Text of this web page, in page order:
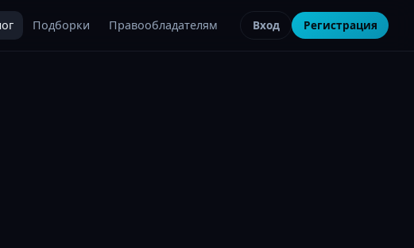
Подборки Правообладателям Вход Регистрация